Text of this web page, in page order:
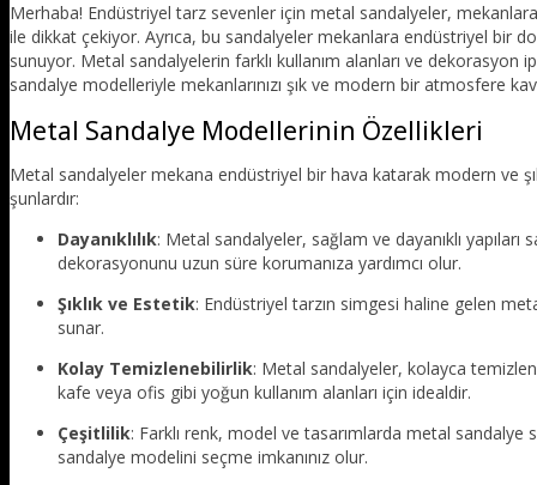
Merhaba! Endüstriyel tarz sevenler için metal sandalyeler, mekanlara
ile dikkat çekiyor. Ayrıca, bu sandalyeler mekanlara endüstriyel bir
sunuyor. Metal sandalyelerin farklı kullanım alanları ve dekorasyon
sandalye modelleriyle mekanlarınızı şık ve modern bir atmosfere
Metal Sandalye Modellerinin Özellikleri
Metal sandalyeler mekana endüstriyel bir hava katarak modern ve
şunlardır:
Dayanıklılık: Metal sandalyeler, sağlam ve dayanıklı yapıları
dekorasyonunu uzun süre korumanıza yardımcı olur.
Şıklık ve Estetik: Endüstriyel tarzın simgesi haline gelen
sunar.
Kolay Temizlenebilirlik: Metal sandalyeler, kolayca
kafe veya ofis gibi yoğun kullanım alanları için idealdir.
Çeşitlilik: Farklı renk, model ve tasarımlarda metal
sandalye modelini seçme imkanınız olur.